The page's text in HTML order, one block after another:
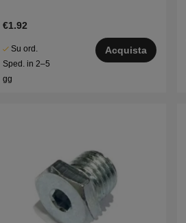
€1.92
Su ord.
Sped. in 2–5
gg
Acquista